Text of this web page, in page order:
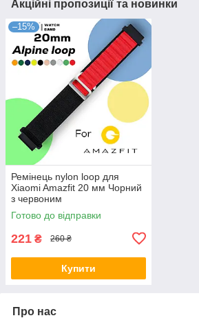
Акційні пропозиції та новинки
–15%
Ремінець nylon loop для
Xiaomi Amazfit 20 мм Чорний
з червоним
Готово до відправки
221 ₴ 260 ₴
Купити
Про нас